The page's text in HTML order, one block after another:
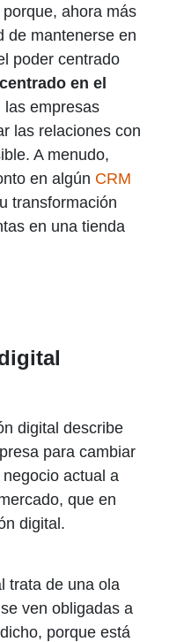
ahora más
de mantenerse en
poder centrado
centrado en el
las empresas
las relaciones con
A menudo,
en algún CRM
transformación
en una tienda
digital describe
para cambiar
actual a
que en
digital.
trata de una ola
ven obligadas a
porque está